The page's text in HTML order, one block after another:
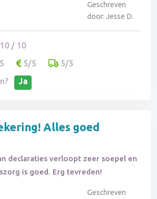
Geschreven
door: Jesse D.
10 / 10
5/5
5/5
Ja
Alles goed
declaraties verloopt zeer soepel en
is goed. Erg tevreden!
Geschreven